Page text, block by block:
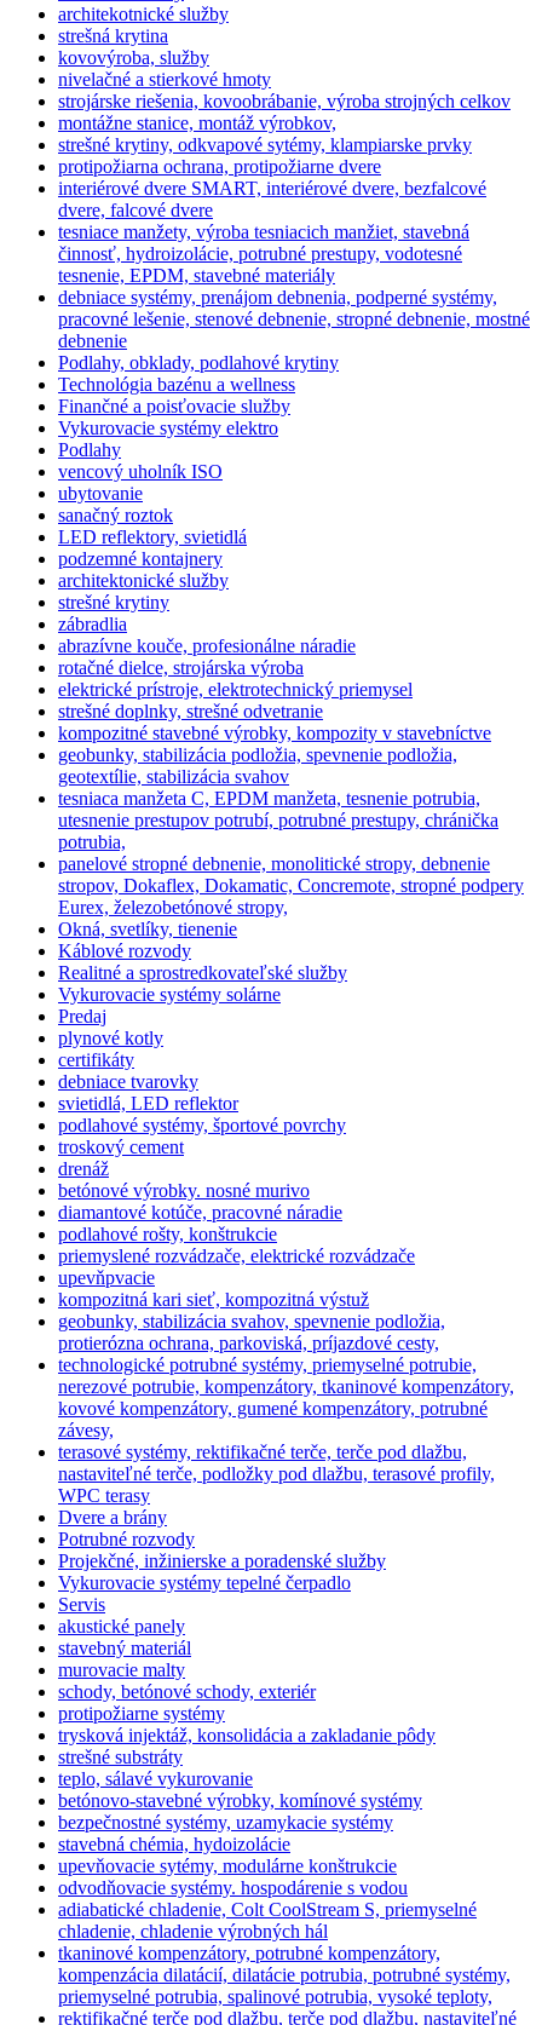
architekotnické služby
strešná krytina
kovovýroba, služby
nivelačné a stierkové hmoty
strojárske riešenia, kovoobrábanie, výroba strojných celkov
montážne stanice, montáž výrobkov,
strešné krytiny, odkvapové sytémy, klampiarske prvky
protipožiarna ochrana, protipožiarne dvere
interiérové dvere SMART, interiérové dvere, bezfalcové
dvere, falcové dvere
tesniace manžety, výroba tesniacich manžiet, stavebná
činnosť, hydroizolácie, potrubné prestupy, vodotesné
tesnenie, EPDM, stavebné materiály
debniace systémy, prenájom debnenia, podperné systémy,
pracovné lešenie, stenové debnenie, stropné debnenie, mostné
debnenie
Podlahy, obklady, podlahové krytiny
Technológia bazénu a wellness
Finančné a poisťovacie služby
Vykurovacie systémy elektro
Podlahy
vencový uholník ISO
ubytovanie
sanačný roztok
LED reflektory, svietidlá
podzemné kontajnery
architektonické služby
strešné krytiny
zábradlia
abrazívne kouče, profesionálne náradie
rotačné dielce, strojárska výroba
elektrické prístroje, elektrotechnický priemysel
strešné doplnky, strešné odvetranie
kompozitné stavebné výrobky, kompozity v stavebníctve
geobunky, stabilizácia podložia, spevnenie podložia,
geotextílie, stabilizácia svahov
tesniaca manžeta C, EPDM manžeta, tesnenie potrubia,
utesnenie prestupov potrubí, potrubné prestupy, chránička
potrubia,
panelové stropné debnenie, monolitické stropy, debnenie
stropov, Dokaflex, Dokamatic, Concremote, stropné podpery
Eurex, železobetónové stropy,
Okná, svetlíky, tienenie
Káblové rozvody
Realitné a sprostredkovateľské služby
Vykurovacie systémy solárne
Predaj
plynové kotly
certifikáty
debniace tvarovky
svietidlá, LED reflektor
podlahové systémy, športové povrchy
troskový cement
drenáž
betónové výrobky. nosné murivo
diamantové kotúče, pracovné náradie
podlahové rošty, konštrukcie
priemyslené rozvádzače, elektrické rozvádzače
upevňpvacie
kompozitná kari sieť, kompozitná výstuž
geobunky, stabilizácia svahov, spevnenie podložia,
protierózna ochrana, parkoviská, príjazdové cesty,
technologické potrubné systémy, priemyselné potrubie,
nerezové potrubie, kompenzátory, tkaninové kompenzátory,
kovové kompenzátory, gumené kompenzátory, potrubné
závesy,
terasové systémy, rektifikačné terče, terče pod dlažbu,
nastaviteľné terče, podložky pod dlažbu, terasové profily,
WPC terasy
Dvere a brány
Potrubné rozvody
Projekčné, inžinierske a poradenské služby
Vykurovacie systémy tepelné čerpadlo
Servis
akustické panely
stavebný materiál
murovacie malty
schody, betónové schody, exteriér
protipožiarne systémy
trysková injektáž, konsolidácia a zakladanie pôdy
strešné substráty
teplo, sálavé vykurovanie
betónovo-stavebné výrobky, komínové systémy
bezpečnostné systémy, uzamykacie systémy
stavebná chémia, hydoizolácie
upevňovacie sytémy, modulárne konštrukcie
odvodňovacie systémy. hospodárenie s vodou
adiabatické chladenie, Colt CoolStream S, priemyselné
chladenie, chladenie výrobných hál
tkaninové kompenzátory, potrubné kompenzátory,
kompenzácia dilatácií, dilatácie potrubia, potrubné systémy,
priemyselné potrubia, spalinové potrubia, vysoké teploty,
rektifikačné terče pod dlažbu, terče pod dlažbu, nastaviteľné